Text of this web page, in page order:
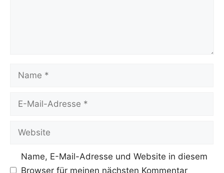
Name
Adresse
Website
Name, E-Mail-Adresse und Website in diesem
Browser für meinen nächsten Kommentar